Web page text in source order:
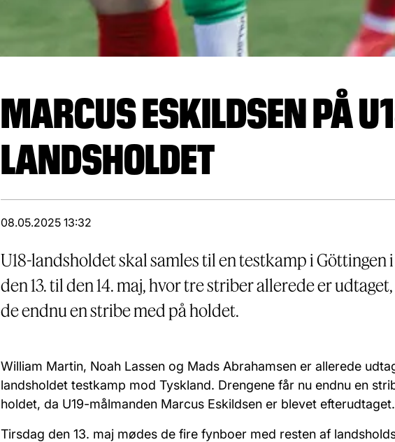
MARCUS ESKILDSEN PÅ
LANDSHOLDET
08.05.2025 13:32
U18-landsholdet skal samles til en testkamp i Göttingen
den 13. til den 14. maj, hvor tre striber allerede er
de endnu en stribe med på holdet.
William Martin, Noah Lassen og Mads Abrahamsen er allerede
landsholdet testkamp mod Tyskland. Drengene får nu endnu en
holdet, da U19-målmanden Marcus Eskildsen er blevet
Tirsdag den 13. maj mødes de fire fynboer med resten af